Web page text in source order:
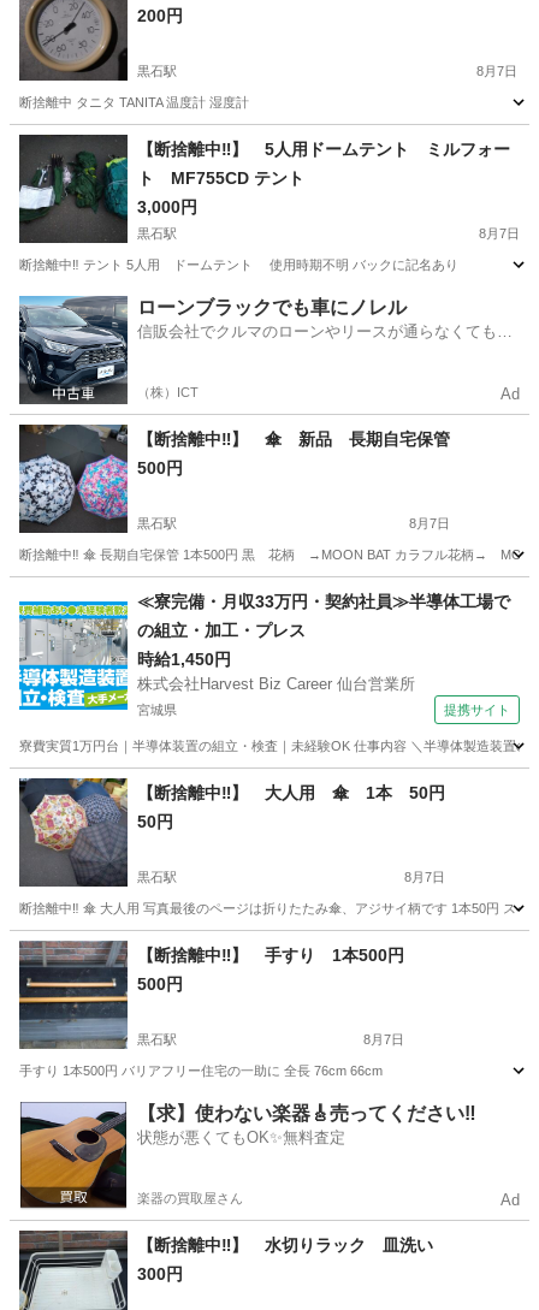
200円
黒石駅 8月7日
断捨離中 タニタ TANITA 温度計 湿度計
青森 黒石市 黒石駅 その他 湿度計
【断捨離中‼️】 5人用ドームテント ミルフォー
ト MF755CD テント
3,000円
黒石駅 8月7日
断捨離中‼️ テント 5人用 ドームテント 使用時期不明 バックに記名あり
青森 黒石市 黒石駅 その他
ローンブラックでも車にノレル
信販会社でクルマのローンやリースが通らなくてもク
（株）ICT Ad
【断捨離中‼️】 傘 新品 長期自宅保管
500円
黒石駅 8月7日
断捨離中‼️ 傘 長期自宅保管 1本500円 黒 花柄 →MOON BAT カラフル花柄→
黒石駅 その他 断捨離
≪寮完備・月収33万円・契約社員≫半導体工場で
の組立・加工・プレス
時給1,450円
株式会社Harvest Biz Career 仙台営業所
宮城県 提携サイト
寮費実質1万円台｜半導体装置の組立・検査｜未経験OK 仕事内容 ＼半導体製造装置
宮城 その他
【断捨離中‼️】 大人用 傘 1本 50円
50円
黒石駅 8月7日
断捨離中‼️ 傘 大人用 写真最後のページは折りたたみ傘、アジサイ柄です 1本50円 ス
青森 黒石市 黒石駅 その他 大人用
【断捨離中‼️】 手すり 1本500円
500円
黒石駅 8月7日
手すり 1本500円 バリアフリー住宅の一助に 全長 76cm 66cm
青森 黒石市 黒石駅 その他 手すり
【求】使わない楽器🎸売ってください‼️
状態が悪くてもOK✨無料査定
楽器の買取屋さん Ad
【断捨離中‼️】 水切りラック 皿洗い
300円